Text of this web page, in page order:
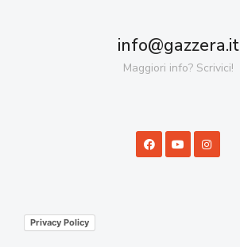
info@gazzera.it
Maggiori info? Scrivici!
Privacy Policy